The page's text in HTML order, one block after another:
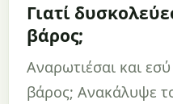
Γιατί
βάρος;
Αναρωτιέσαι και
βάρος; Ανακάλυψε